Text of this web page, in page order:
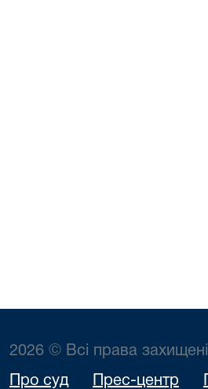
2026 © Всі права захищені
Про суд Прес-центр